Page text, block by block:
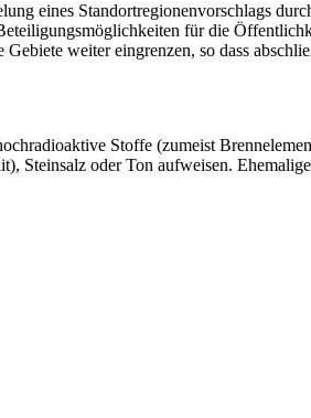
eines Standortregionenvorschlags
für die
weiter eingrenzen, so dass
Stoffe (zumeist
Steinsalz oder Ton aufweisen.